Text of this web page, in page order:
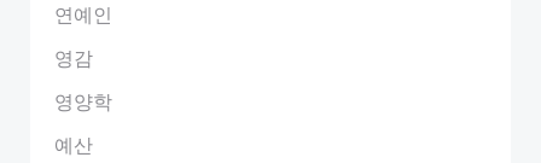
연예인
영감
영양학
예산